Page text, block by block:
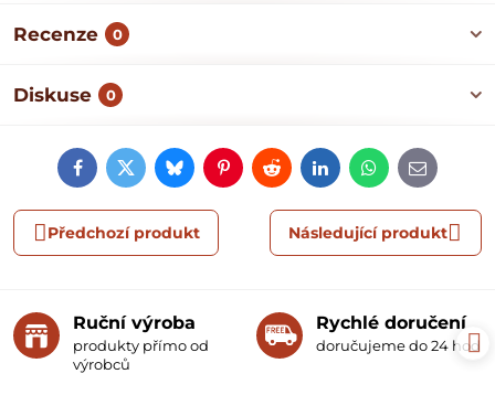
Recenze 0
Diskuse 0
FacebookTwitterBlueskyPinterestRedditLinkedInWhatsApp
E-
mail
Předchozí produkt Následující produkt
Ruční výroba
produkty přímo od
výrobců
Rychlé doručení
doručujeme do 24 hodin